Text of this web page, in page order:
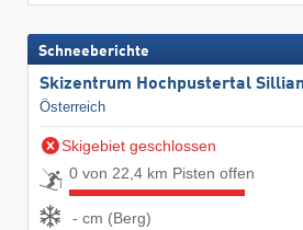
Schneeberichte
Skizentrum Hochpustertal
Österreich
Skigebiet geschlossen
0 von 22,4 km Pisten offen
- cm (Berg)